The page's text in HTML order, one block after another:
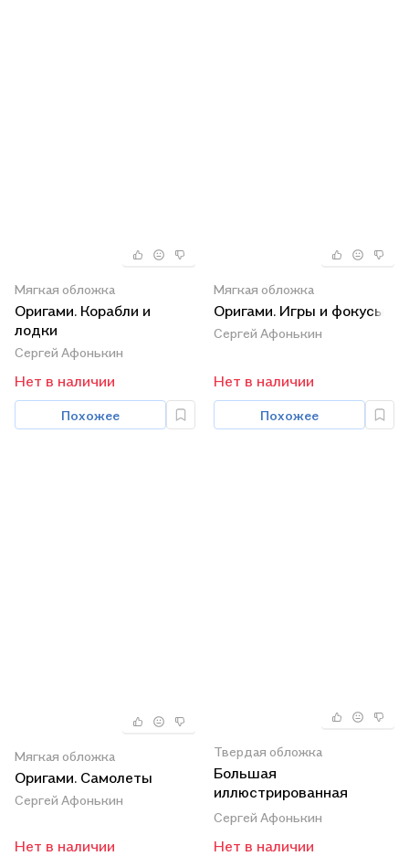
Мягкая обложка
Оригами. Корабли и
лодки
Сергей Афонькин
Нет в наличии
Похожее
Мягкая обложка
Оригами. Игры и фокусы
Сергей Афонькин
Нет в наличии
Похожее
Мягкая обложка
Оригами. Самолеты
Сергей Афонькин
Нет в наличии
Твердая обложка
Большая
иллюстрированная
энциклопедия. Грибы
России.
Сергей Афонькин
Нет в наличии